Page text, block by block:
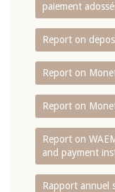
paiement
Report on
Report on
Report on
Report on
and payment
Rapport annuel